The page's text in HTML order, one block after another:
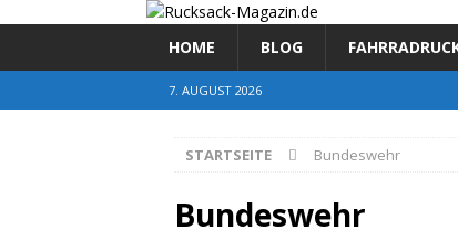
HOME BLOG
7. AUGUST 2026
STARTSEITE Bundeswehr
Bundeswehr